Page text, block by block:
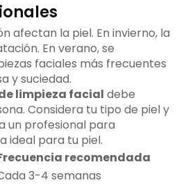
afectan la piel. En invierno, la
En verano, se
faciales más frecuentes
y suciedad.
limpieza facial debe
Considera tu tipo de piel y
un profesional para
ideal para tu piel.
recomendada
3-4 semanas